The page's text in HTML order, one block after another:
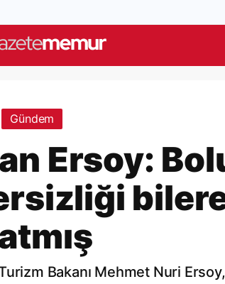
Gündem
Ersoy:
Bakanı Mehmet Nuri